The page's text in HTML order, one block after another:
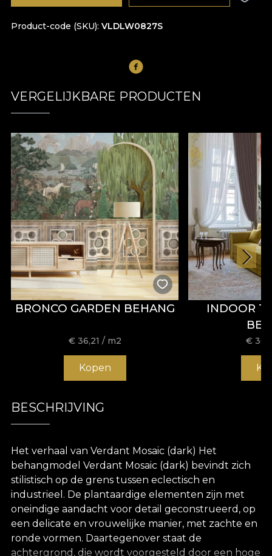
Product-code (SKU) VLDLW0827S
VERGELIJKBARE PRODUCTEN
BRONCO GARDEN BEHANG
€ 36,21 / m2
Kopen
INDOOR
€
BESCHRIJVING
Het verhaal van Verdant Mosaic (dark) Het
behangmodel Verdant Mosaic (dark) bevindt zich
stilistisch op de grens tussen eclectisch en
industrieel. De plantaardige elementen zijn met
oneindige aandacht voor detail geconstrueerd, op
een delicate en vrouwelijke manier, met zachte en
ronde vormen. Daartegenover staat de
achtergrond, die wordt voorgesteld door een hoge